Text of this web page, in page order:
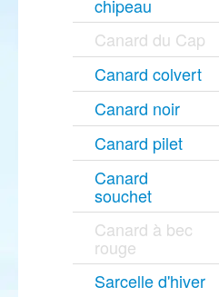
chipeau
Canard du Cap
Canard colvert
Canard noir
Canard pilet
Canard
souchet
Canard à bec
rouge
Sarcelle d'hiver